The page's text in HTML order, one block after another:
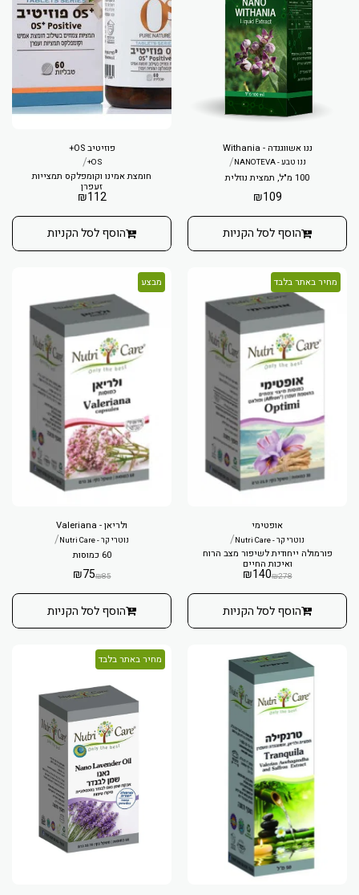
ננו אשווגנדה - Withania
ננו טבע - NANOTEVA /
100 מ"ל, תמצית נוזלית
₪109
הוסף לסל הקניות
פוזיטיב OS+
OS+
/
חומצת אמינו וקומפלקס תמצייות
זעפרן
₪112
הוסף לסל הקניות
מחיר באתר בלבד
אופטימי
נוטרי קר - Nutri Care /
פורמולה ייחודית לשיפור מצב הרוח
ואיכות החיים
₪278
₪140
הוסף לסל הקניות
מבצע
ולריאן - Valeriana
נוטרי קר - Nutri Care /
60 כמוסות
₪85
₪75
הוסף לסל הקניות
מחיר באתר בלבד